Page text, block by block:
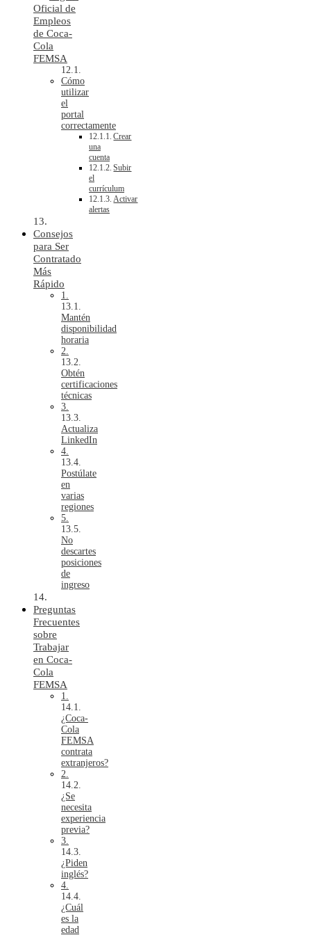
Oficial de
Empleos
de Coca-
Cola
FEMSA
Cómo
utilizar
el
portal
correctamente
Crear
una
cuenta
Subir
el
currículum
Activar
alertas
Consejos
para Ser
Contratado
Más
Rápido
1.
Mantén
disponibilidad
horaria
2.
Obtén
certificaciones
técnicas
3.
Actualiza
LinkedIn
4.
Postúlate
en
varias
regiones
5.
No
descartes
posiciones
de
ingreso
Preguntas
Frecuentes
sobre
Trabajar
en Coca-
Cola
FEMSA
1.
¿Coca-
Cola
FEMSA
contrata
extranjeros?
2.
¿Se
necesita
experiencia
previa?
3.
¿Piden
inglés?
4.
¿Cuál
es la
edad